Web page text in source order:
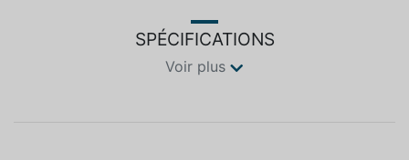
SPÉCIFICATIONS
Voir plus